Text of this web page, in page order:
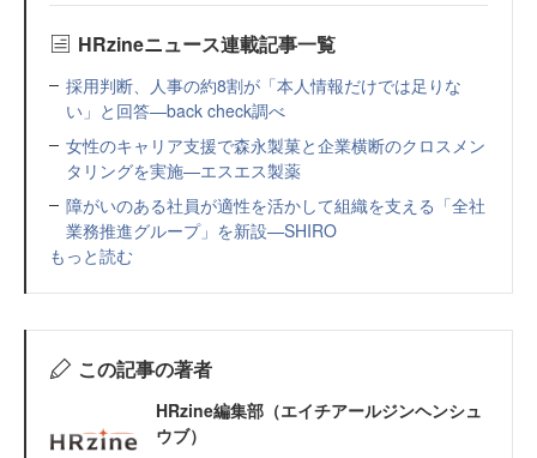
HRzineニュース連載記事一覧
採用判断、人事の約8割が「本人情報だけでは足りな
い」と回答—back check調べ
女性のキャリア支援で森永製菓と企業横断のクロスメン
タリングを実施—エスエス製薬
障がいのある社員が適性を活かして組織を支える「全社
業務推進グループ」を新設—SHIRO
もっと読む
この記事の著者
HRzine編集部（エイチアールジンヘンシュ
ウブ）